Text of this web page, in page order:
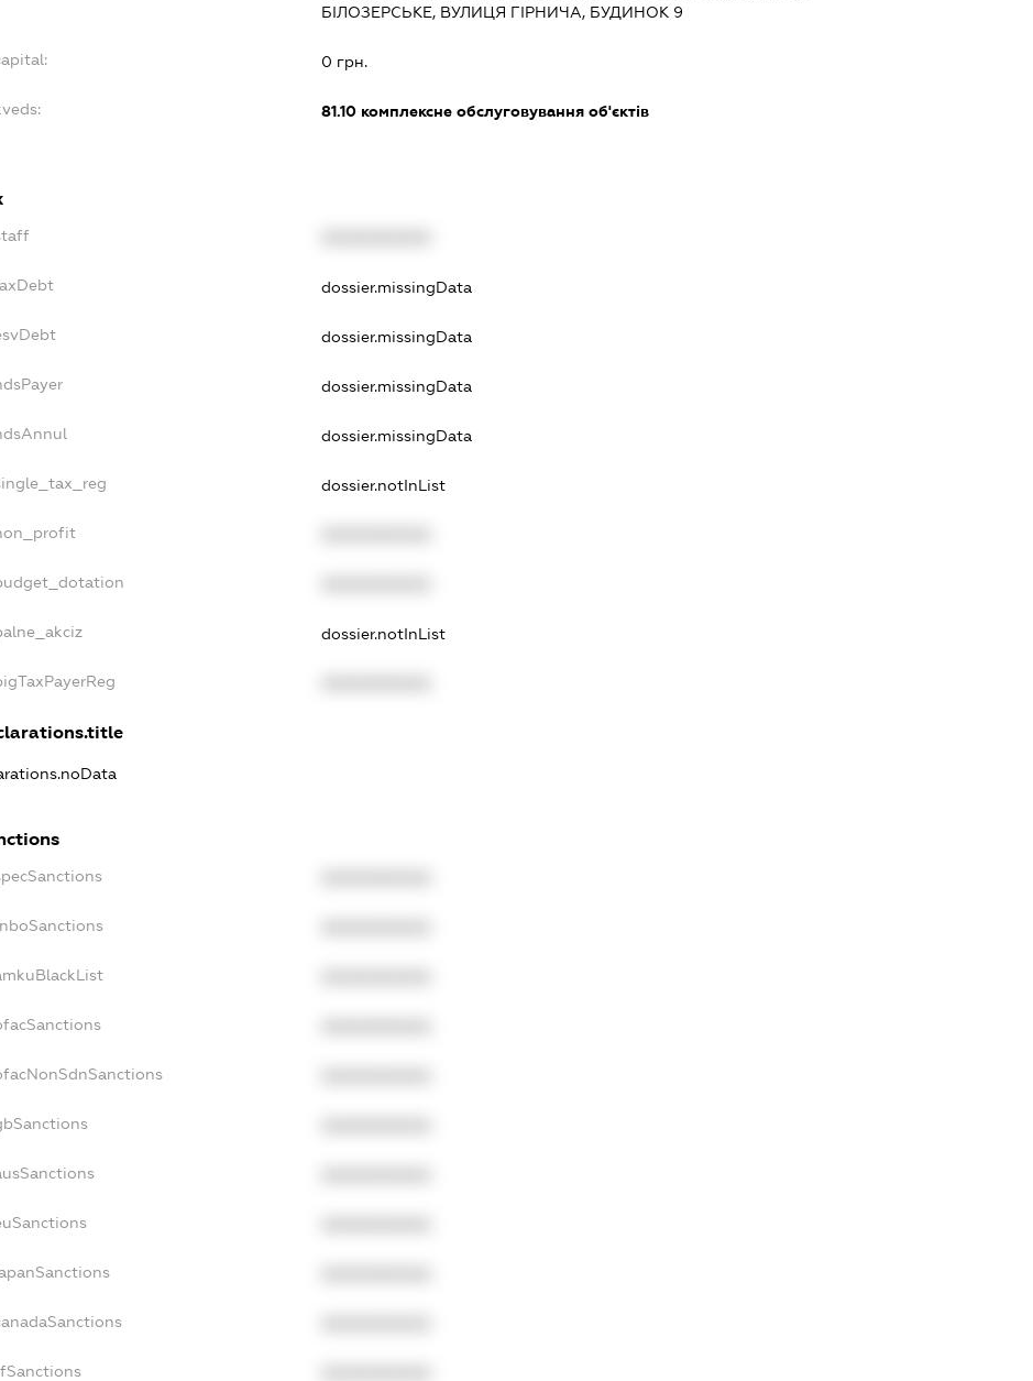
БІЛОЗЕРСЬКЕ, ВУЛИЦЯ ГІРНИЧА, БУДИНОК 9
0 грн.
81.10 комплексне обслуговування об'єктів
dossier.missingData
dossier.missingData
dossier.missingData
dossier.missingData
dossier.notInList
dossier.notInList